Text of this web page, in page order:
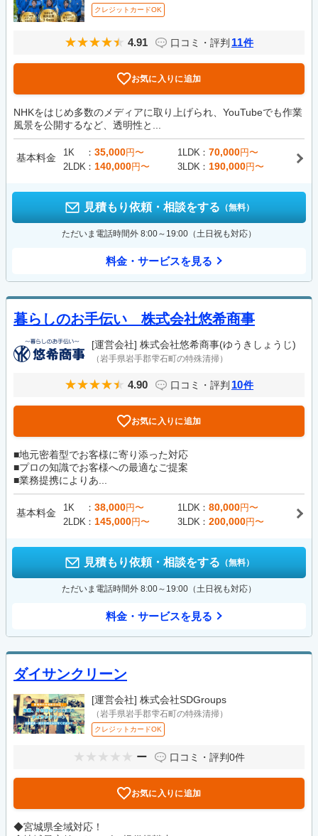
クレジットカードOK
4.91 口コミ・評判 11件
お気に入りに追加
NHKをはじめ多数のメディアに取り上げられ、YouTubeでも作業
風景を公開するなど、透明性と...
基本料金 1K 35,000円〜 1LDK 70,000円〜
2LDK
140,000円〜 3LDK 190,000円〜
見積もり依頼・相談をする （無料）
ただいま電話時間外 8:00～19:00（土日祝も対応）
料金・サービスを見る
暮らしのお手伝い 株式会社悠希商事
[運営会社] 株式会社悠希商事(ゆうきしょうじ)
（岩手県岩手郡雫石町の特殊清掃）
4.90 口コミ・評判 10件
お気に入りに追加
■地元密着型でお客様に寄り添った対応
■プロの知識でお客様への最適なご提案
■業務提携によりあ...
基本料金 1K 38,000円〜 1LDK 80,000円〜
2LDK
145,000円〜 3LDK 200,000円〜
見積もり依頼・相談をする （無料）
ただいま電話時間外 8:00～19:00（土日祝も対応）
料金・サービスを見る
ダイサンクリーン
[運営会社] 株式会社SDGroups
（岩手県岩手郡雫石町の特殊清掃）
クレジットカードOK
ー 口コミ・評判0件
お気に入りに追加
◆宮城県全域対応！